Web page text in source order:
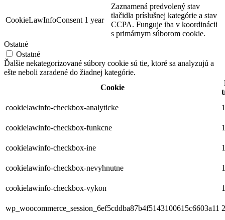
CookieLawInfoConsent 1 year
Zaznamená predvolený stav
tlačidla príslušnej kategórie a stav
CCPA. Funguje iba v koordinácii
s primárnym súborom cookie.
Ostatné
Ostatné
Ďalšie nekategorizované súbory cookie sú tie, ktoré sa analyzujú a
ešte neboli zaradené do žiadnej kategórie.
Cookie
cookielawinfo-checkbox-analyticke
cookielawinfo-checkbox-funkcne
cookielawinfo-checkbox-ine
cookielawinfo-checkbox-nevyhnutne
cookielawinfo-checkbox-vykon
wp_woocommerce_session_6ef5cddba87b4f5143100615c6603a11